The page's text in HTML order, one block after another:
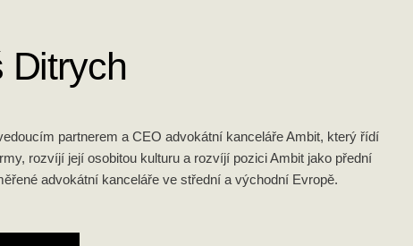
Ditrych
partnerem a CEO advokátní kanceláře Ambit, který řídí
rozvíjí její osobitou kulturu a rozvíjí pozici Ambit jako přední
advokátní kanceláře ve střední a východní Evropě.